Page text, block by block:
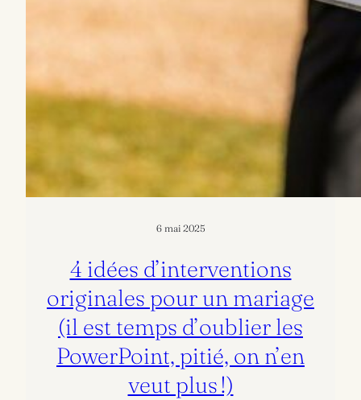
6 mai 2025
4 idées d’interventions
originales pour un mariage
(il est temps d’oublier les
PowerPoint, pitié, on n’en
veut plus !)